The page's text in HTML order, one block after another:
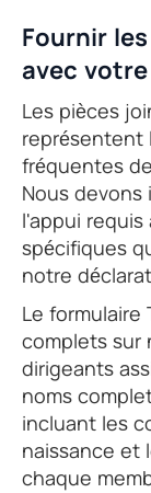
Fournir
avec votre
Les pièces
représentent
fréquentes
Nous
l'appui
spécifiques
notre
Le formulaire
complets sur
dirigeants
noms
incluant les
naissance et
chaque